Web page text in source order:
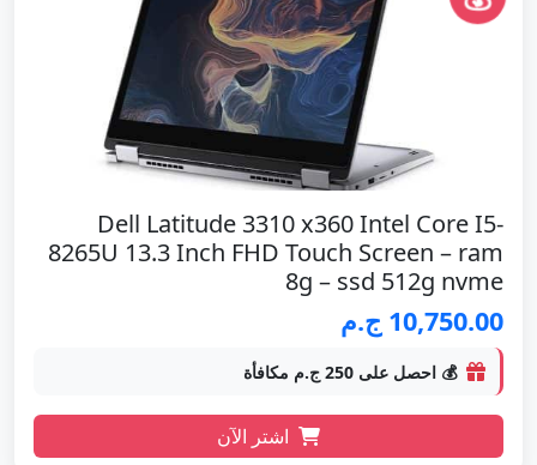
Dell Latitude 3310 x360 Intel Core I5-
8265U 13.3 Inch FHD Touch Screen – ram
8g – ssd 512g nvme
10,750.00 ج.م
💰 احصل على 250 ج.م مكافأة
اشتر الآن